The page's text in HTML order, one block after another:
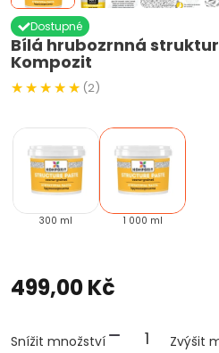
Bílá hrubozrnná
Kompozit
Dostupné
(2)
300 ml 1 000 ml
499,00 Kč
Snížit množství Zvýšit